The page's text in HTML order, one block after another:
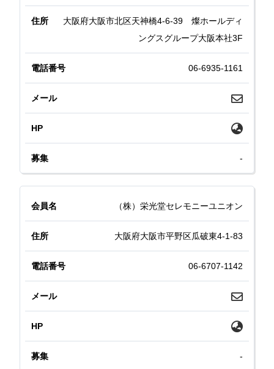
大阪府大阪市北区天神橋4-6-39 燦ホールディ
ングスグループ大阪本社3F
06-6935-1161
-
（株）栄光堂セレモニーユニオン
大阪府大阪市平野区瓜破東4-1-83
06-6707-1142
-